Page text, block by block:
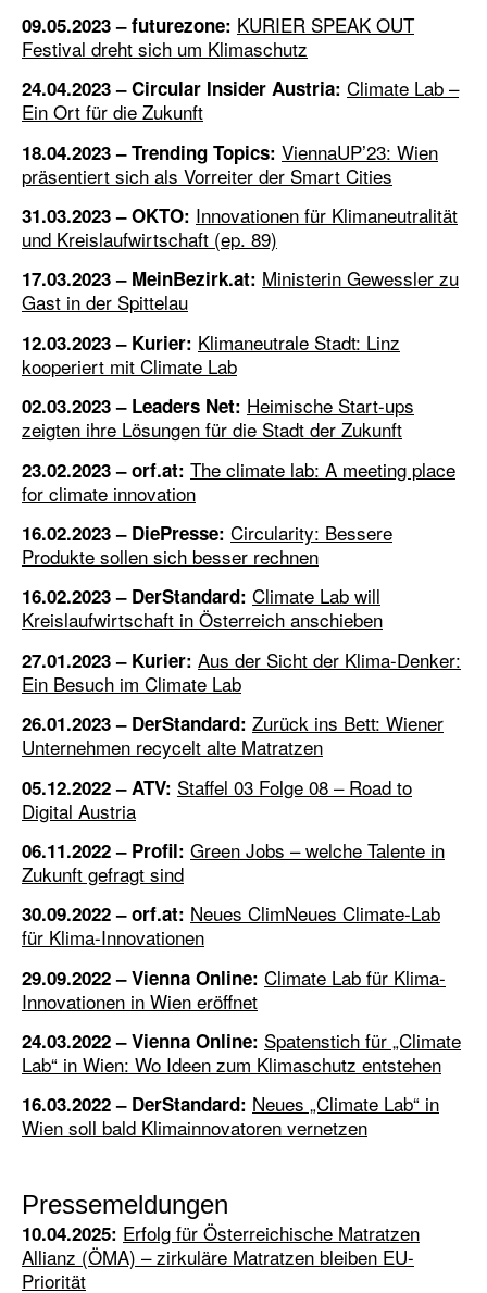
09.05.2023 – futurezone: KURIER SPEAK OUT
Festival dreht sich um Klimaschutz
24.04.2023 – Circular Insider Austria: Climate Lab –
Ein Ort für die Zukunft
18.04.2023 – Trending Topics: ViennaUP’23: Wien
präsentiert sich als Vorreiter der Smart Cities
31.03.2023 – OKTO: Innovationen für Klimaneutralität
und Kreislaufwirtschaft (ep. 89)
17.03.2023 – MeinBezirk.at: Ministerin Gewessler zu
Gast in der Spittelau
12.03.2023 – Kurier: Klimaneutrale Stadt: Linz
kooperiert mit Climate Lab
02.03.2023 – Leaders Net: Heimische Start-ups
zeigten ihre Lösungen für die Stadt der Zukunft
23.02.2023 – orf.at: The climate lab: A meeting place
for climate innovation
16.02.2023 – DiePresse: Circularity: Bessere
Produkte sollen sich besser rechnen
16.02.2023 – DerStandard: Climate Lab will
Kreislaufwirtschaft in Österreich anschieben
27.01.2023 – Kurier: Aus der Sicht der Klima-Denker:
Ein Besuch im Climate Lab
26.01.2023 – DerStandard: Zurück ins Bett: Wiener
Unternehmen recycelt alte Matratzen
05.12.2022 – ATV: Staffel 03 Folge 08 – Road to
Digital Austria
06.11.2022 – Profil: Green Jobs – welche Talente in
Zukunft gefragt sind
30.09.2022 – orf.at: Neues ClimNeues Climate-Lab
für Klima-Innovationen
29.09.2022 – Vienna Online: Climate Lab für Klima-
Innovationen in Wien eröffnet
24.03.2022 – Vienna Online: Spatenstich für „Climate
Lab“ in Wien: Wo Ideen zum Klimaschutz entstehen
16.03.2022 – DerStandard: Neues „Climate Lab“ in
Wien soll bald Klimainnovatoren vernetzen
Pressemeldungen
10.04.2025: Erfolg für Österreichische Matratzen
Allianz (ÖMA) – zirkuläre Matratzen bleiben EU-
Priorität